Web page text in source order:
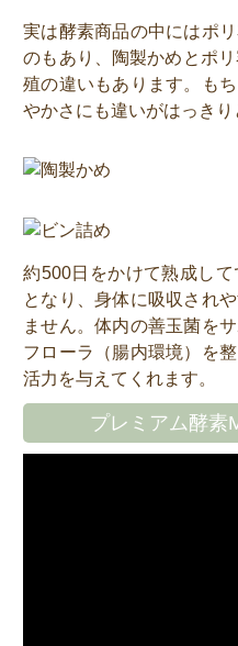
実は酵素商品の中にはポ
のもあり、陶製かめとポ
殖の違いもあります。も
やかさにも違いがはっきり
約500日をかけて熟成し
となり、身体に吸収され
ません。体内の善玉菌を
フローラ（腸内環境）を
活力を与えてくれます。
プレミアム酵素